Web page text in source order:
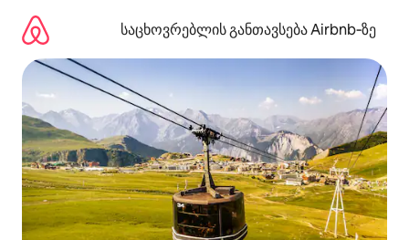
გადასვლა
საცხოვრებლის განთავსება Airbnb‑ზე